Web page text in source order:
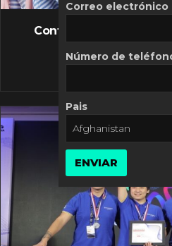
FLASH
Controversia de
10
Correo electrónico
Número de
Pais
ENVIAR